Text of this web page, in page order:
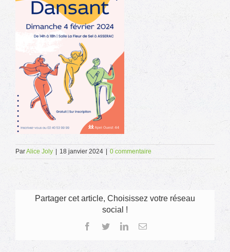
ParAlice Joly 18 janvier 2024 0 commentaire
Partager cet article, Choisissez votre réseau
social !
Facebook
TwitterLinkedInEmail